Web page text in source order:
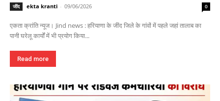
जींद ekta kranti - 09/06/2026 0
एकता क्रांति न्यूज। Jind news : हरियाणा के जींद जिले के गांवों में पहले जहां तालाब का
पानी घरेलू कार्यों में भी प्रयोग किया...
Read more